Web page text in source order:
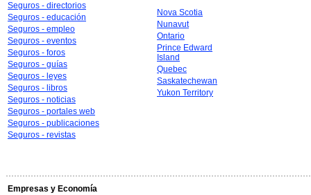
Seguros - directorios
Seguros - educación
Seguros - empleo
Seguros - eventos
Seguros - foros
Seguros - guías
Seguros - leyes
Seguros - libros
Seguros - noticias
Seguros - portales web
Seguros - publicaciones
Seguros - revistas
Nova Scotia
Nunavut
Ontario
Prince Edward
Island
Quebec
Saskatechewan
Yukon Territory
Empresas y Economía